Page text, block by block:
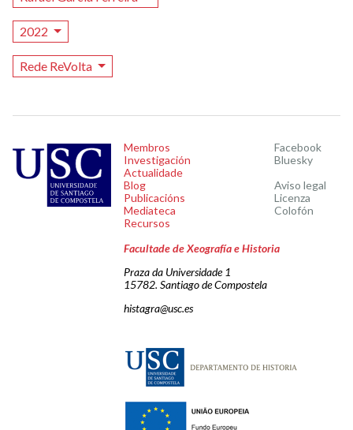
2022
Rede ReVolta
Membros
Investigación
Actualidade
Blog
Publicacións
Mediateca
Recursos
Facebook
Bluesky
Aviso legal
Licenza
Colofón
Facultade de Xeografía e Historia
Praza da Universidade 1
15782. Santiago de Compostela
histagra@usc.es